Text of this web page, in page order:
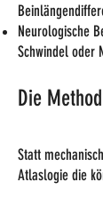
Neurologische
Schwindel oder
Die
Statt
Atlaslogie die